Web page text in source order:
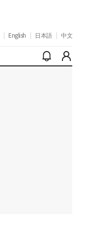
English 日本語 中文